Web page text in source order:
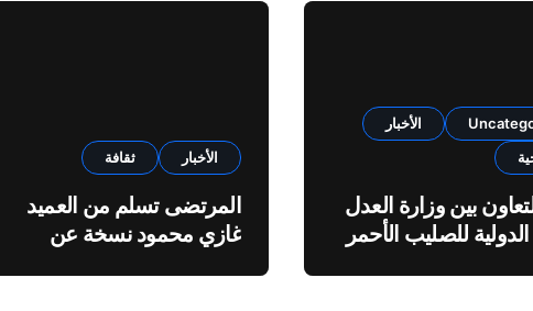
الأخبار
بين وزارة العدل
للصليب الأحمر
الأخبار ثقافة
المرتضى تسلم من العميد
غازي محمود نسخة عن